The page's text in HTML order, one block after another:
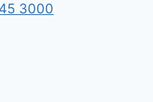
3000